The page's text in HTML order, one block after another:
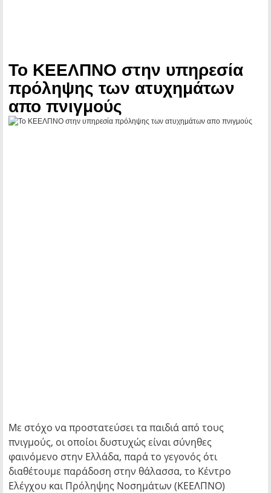
Το ΚΕΕΛΠΝΟ στην υπηρεσία
πρόληψης των ατυχημάτων
απο πνιγμούς
Με στόχο να προστατεύσει τα παιδιά από τους
πνιγμούς, οι οποίοι δυστυχώς είναι σύνηθες
φαινόμενο στην Ελλάδα, παρά το γεγονός ότι
διαθέτουμε παράδοση στην θάλασσα, το Κέντρο
Ελέγχου και Πρόληψης Νοσημάτων (ΚΕΕΛΠΝΟ)